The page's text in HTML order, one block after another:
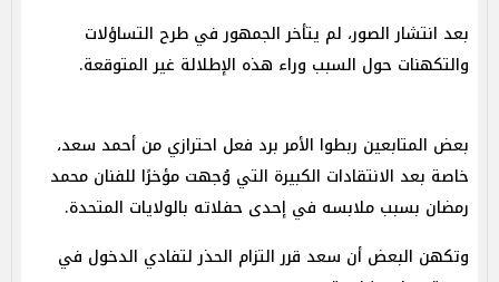
بعد انتشار الصور، لم يتأخر الجمهور في طرح التساؤلات
والتكهنات حول السبب وراء هذه الإطلالة غير المتوقعة.
بعض المتابعين ربطوا الأمر برد فعل احترازي من أحمد سعد،
خاصة بعد الانتقادات الكبيرة التي وُجهت مؤخرًا للفنان محمد
رمضان بسبب ملابسه في إحدى حفلاته بالولايات المتحدة.
وتكهن البعض أن سعد قرر التزام الحذر لتفادي الدخول في